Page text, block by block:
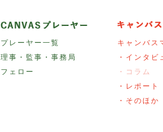
プレーヤー一覧
理事・監事・事務局
フェロー
キャンバス
・インタビ
・コラム
・レポート
・そのほか